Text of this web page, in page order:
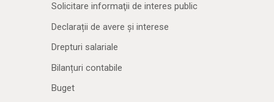
Solicitare informaţii de interes public
Declarații de avere și interese
Drepturi salariale
Bilanțuri contabile
Buget